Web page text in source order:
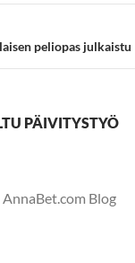
peliopas julkaistu
PÄIVITYSTYÖ
Blog